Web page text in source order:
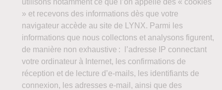
utilisons notamment ce que l’on appelle des « cookies
» et recevons des informations dès que votre
navigateur accède au site de LYNX. Parmi les
informations que nous collectons et analysons figurent,
de manière non exhaustive : l’adresse IP connectant
votre ordinateur à Internet, les confirmations de
réception et de lecture d’e-mails, les identifiants de
connexion, les adresses e-mail, ainsi que des